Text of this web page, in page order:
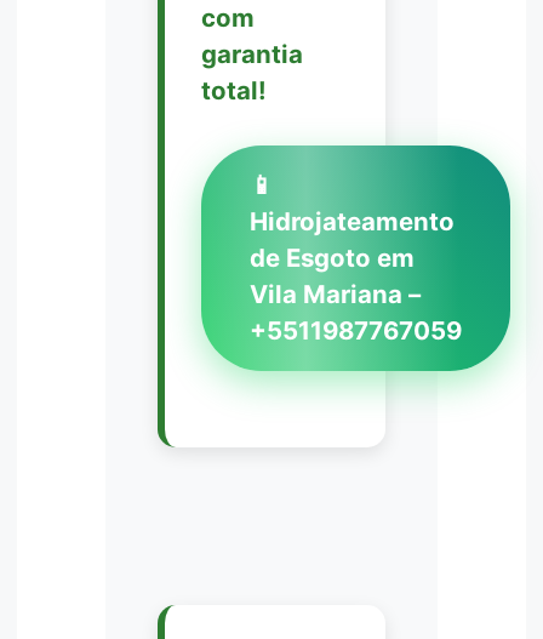
com
garantia
total!
📱
Hidrojateamento
de Esgoto em
Vila Mariana –
+5511987767059